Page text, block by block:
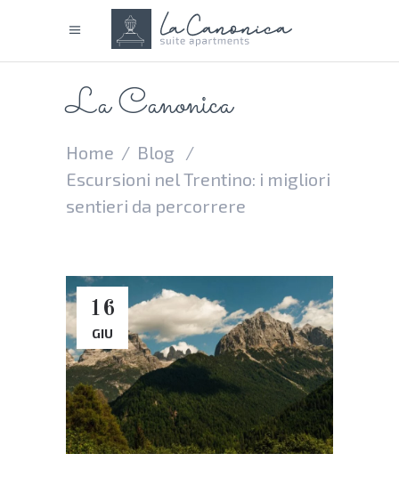
La Canonica
Home / Blog /
Escursioni nel Trentino: i migliori
sentieri da percorrere
16
GIU